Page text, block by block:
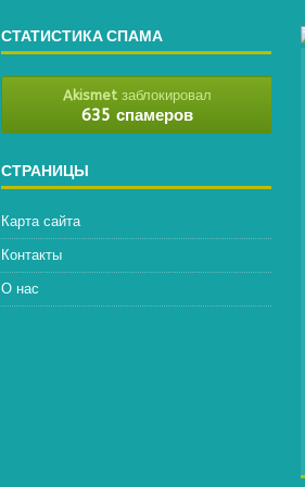
СТАТИСТИКА СПАМА
Akismet заблокировал
635 спамеров
СТРАНИЦЫ
Карта сайта
Контакты
О нас